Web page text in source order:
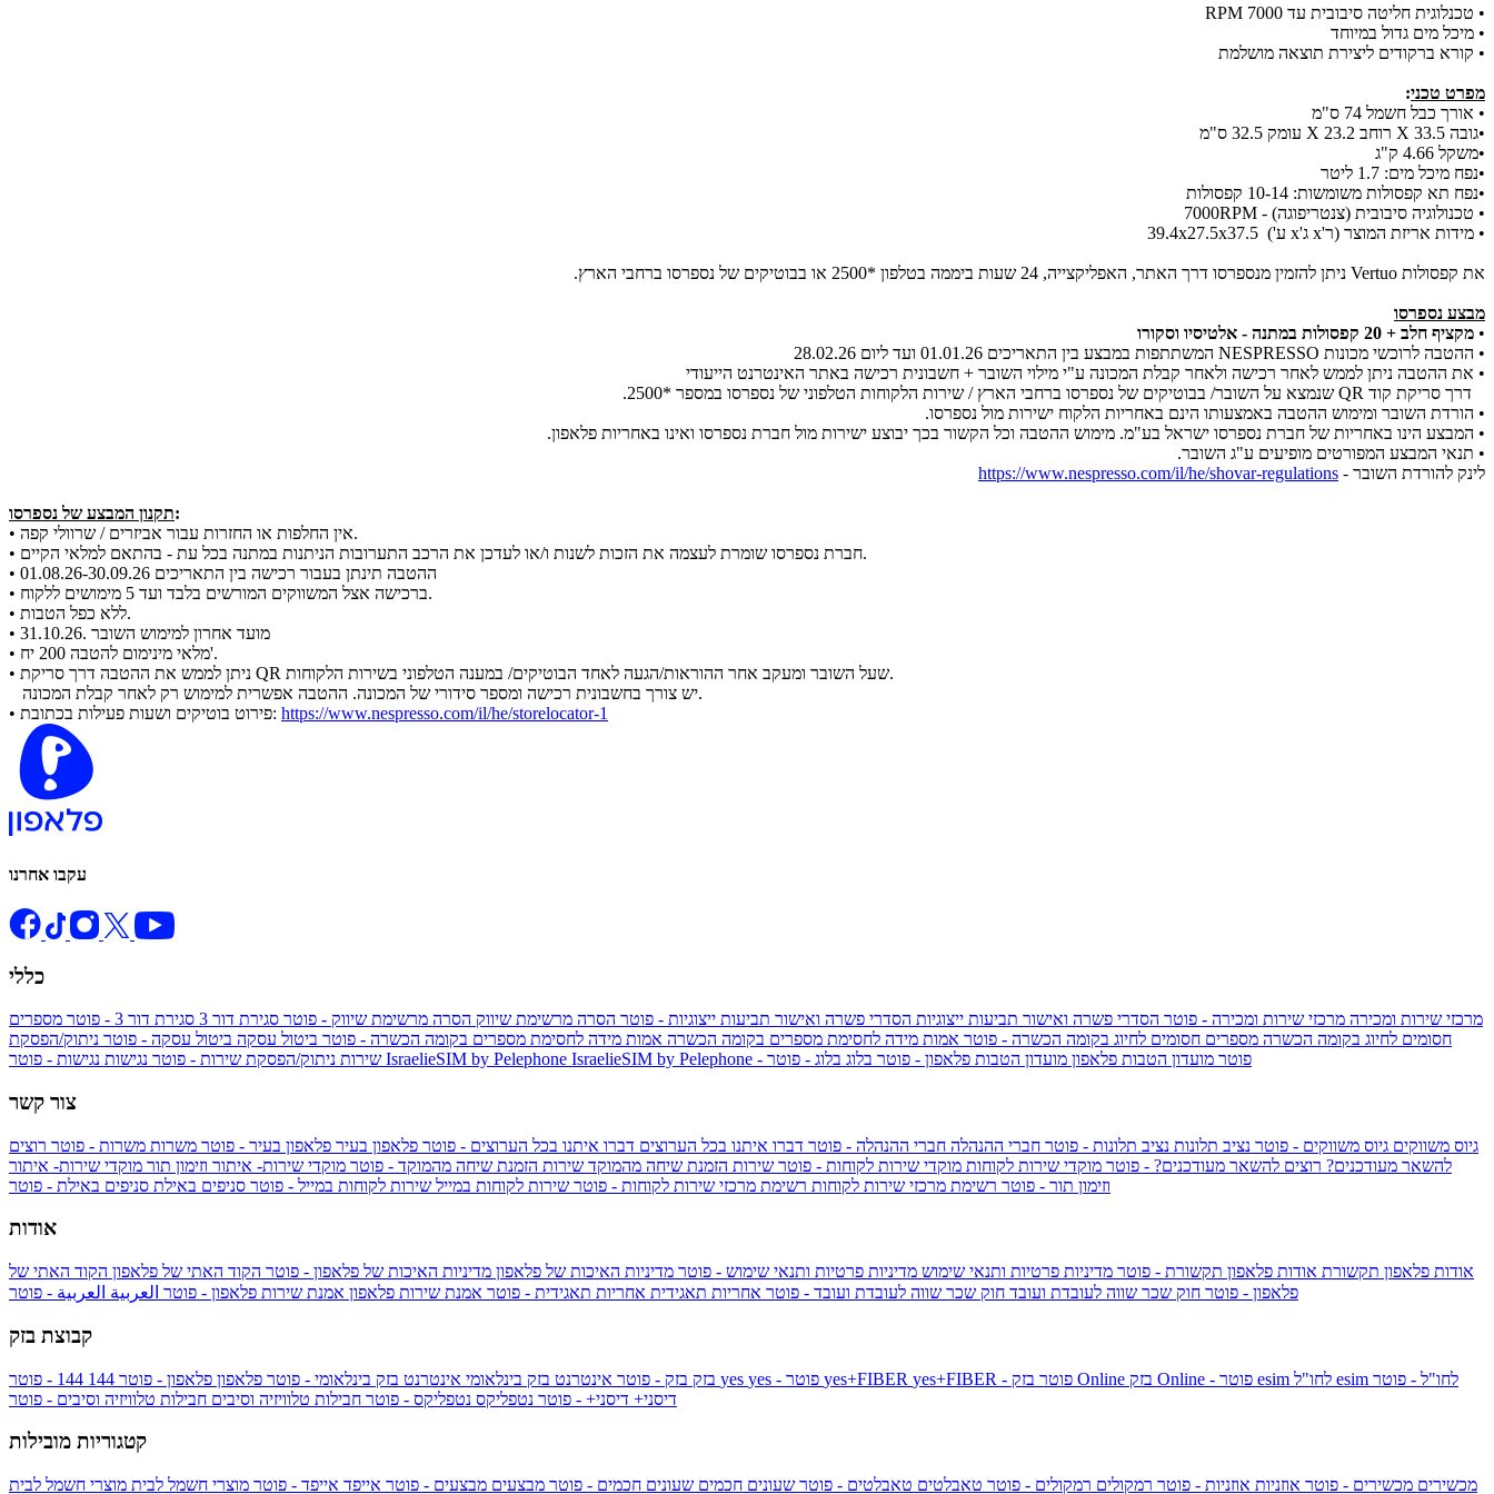
• טכנלוגית חליטה סיבובית עד 7000 RPM
• מיכל מים גדול במיוחד
• קורא ברקודים ליצירת תוצאה מושלמת
מפרט טכני:
• אורך כבל חשמל 74 ס"מ
•גובה 33.5 X רוחב 23.2 X עומק 32.5 ס"מ
•משקל 4.66 ק"ג
•נפח מיכל מים: 1.7 ליטר
•נפח תא קפסולות משומשות: 10-14 קפסולות
• טכנולוגיה סיבובית (צנטריפוגה) - 7000RPM
• מידות אריזת המוצר (ר'x ג'x ע') 39.4x27.5x37.5
את קפסולות Vertuo ניתן להזמין מנספרסו דרך האתר, האפליקצייה, 24 שעות ביממה בטלפון *2500 או בבוטיקים של נספרסו ברחבי הארץ.
מבצע נספרסו
• מקציף חלב + 20 קפסולות במתנה - אלטיסיו וסקורו
• ההטבה לרוכשי מכונות NESPRESSO המשתתפות במבצע בין התאריכים 01.01.26 ועד ליום 28.02.26
• את ההטבה ניתן לממש לאחר רכישה ולאחר קבלת המכונה ע"י מילוי השובר + חשבונית רכישה באתר האינטרנט הייעודי
דרך סריקת קוד QR שנמצא על השובר/ בבוטיקים של נספרסו ברחבי הארץ / שירות הלקוחות הטלפוני של נספרסו במספר *2500.
• הורדת השובר ומימוש ההטבה באמצעותו הינם באחריות הלקוח ישירות מול נספרסו.
• המבצע הינו באחריות של חברת נספרסו ישראל בע"מ. מימוש ההטבה וכל הקשור בכך יבוצע ישירות מול חברת נספרסו ואינו באחריות פלאפון.
• תנאי המבצע המפורטים מופיעים ע"ג השובר.
לינק להורדת השובר - https://www.nespresso.com/il/he/shovar-regulations
תקנון המבצע של נספרסו:
• אין החלפות או החזרות עבור אביזרים / שרוולי קפה.
• חברת נספרסו שומרת לעצמה את הזכות לשנות ו/או לעדכן את הרכב התערובות הניתנות במתנה בכל עת - בהתאם למלאי הקיים.
• ההטבה תינתן בעבור רכישה בין התאריכים 01.08.26-30.09.26
• ברכישה אצל המשווקים המורשים בלבד ועד 5 מימושים ללקוח.
• ללא כפל הטבות.
• מועד אחרון למימוש השובר .31.10.26
• מלאי מינימום להטבה 200 יח'.
• ניתן לממש את ההטבה דרך סריקת QR שעל השובר ומעקב אחר ההוראות/הגעה לאחד הבוטיקים/ במענה הטלפוני בשירות הלקוחות.
יש צורך בחשבונית רכישה ומספר סידורי של המכונה. ההטבה אפשרית למימוש רק לאחר קבלת המכונה.
• פירוט בוטיקים ושעות פעילות בכתובת: https://www.nespresso.com/il/he/storelocator-1
עקבו אחרנו
כללי
מרכזי שירות ומכירה מרכזי שירות ומכירה - פוטר הסדרי פשרה ואישור תביעות ייצוגיות הסדרי פשרה ואישור תביעות ייצוגיות - פוטר הסרה מרשימת שיווק הסרה מרשימת שיווק - פוטר סגירת דור 3 סגירת דור 3 - פוטר
מספרים
חסומים לחיוג בקומה הכשרה מספרים חסומים לחיוג בקומה הכשרה - פוטר אמות מידה לחסימת מספרים בקומה הכשרה אמות מידה לחסימת מספרים בקומה הכשרה - פוטר ביטול עסקה ביטול עסקה - פוטר ניתוק/הפסקת
שירות ניתוק/הפסקת שירות - פוטר נגישות IsraelieSIM by Pelephone IsraelieSIM by Pelephone - פוטר מועדון הטבות פלאפון מועדון הטבות פלאפון - פוטר בלוג בלוג - פוטר
צור קשר
גיוס משווקים גיוס משווקים - פוטר נציב תלונות נציב תלונות - פוטר חברי ההנהלה חברי ההנהלה - פוטר דברו איתנו בכל הערוצים דברו איתנו בכל הערוצים - פוטר פלאפון בעיר פלאפון בעיר - פוטר משרות משרות - פוטר רוצים
להשאר מעודכנים? רוצים להשאר מעודכנים? - פוטר מוקדי שירות לקוחות מוקדי שירות לקוחות - פוטר שירות הזמנת שיחה מהמוקד שירות הזמנת שיחה מהמוקד - פוטר מוקדי שירות- איתור וזימון תור מוקדי שירות- איתור
וזימון תור - פוטר רשימת מרכזי שירות לקוחות רשימת מרכזי שירות לקוחות - פוטר שירות לקוחות במייל שירות לקוחות במייל - פוטר סניפים באילת סניפים באילת - פוטר
אודות
אודות פלאפון תקשורת אודות פלאפון תקשורת - פוטר מדיניות פרטיות ותנאי שימוש מדיניות פרטיות ותנאי שימוש - פוטר מדיניות האיכות של פלאפון מדיניות האיכות של פלאפון - פוטר הקוד האתי של פלאפון הקוד האתי של
פלאפון - פוטר חוק שכר שווה לעובדת ועובד חוק שכר שווה לעובדת ועובד - פוטר אחריות תאגידית אחריות תאגידית - פוטר אמנת שירות פלאפון אמנת שירות פלאפון - פוטר العربية العربية - פוטר
קבוצת בזק
בזק בזק - פוטר אינטרנט בזק בינלאומי אינטרנט בזק בינלאומי - פוטר פלאפון פלאפון - פוטר 144 yes yes+FIBER yes+FIBER - פוטר בזק Online
esim לחו"ל - פוטר
דיסני+ דיסני+ - פוטר נטפליקס נטפליקס - פוטר חבילות טלוויזיה וסיבים חבילות טלוויזיה וסיבים - פוטר
קטגוריות מובילות
מכשירים מכשירים - פוטר אוזניות אוזניות - פוטר רמקולים רמקולים - פוטר טאבלטים טאבלטים - פוטר שעונים חכמים שעונים חכמים - פוטר מבצעים מבצעים - פוטר אייפד אייפד - פוטר מוצרי חשמל לבית מוצרי חשמל לבית